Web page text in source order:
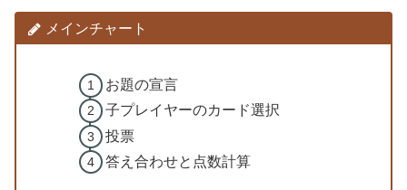
メインチャート
お題の宣言
子プレイヤーのカード選択
投票
答え合わせと点数計算